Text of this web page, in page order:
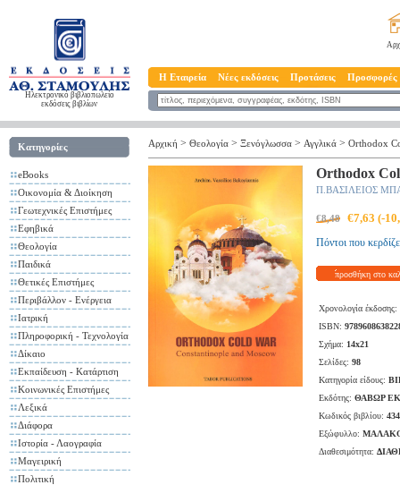
Ηλεκτρονικό βιβλιοπωλείο
εκδόσεις βιβλίων
Η Εταιρεία Νέες εκδόσεις Προτάσεις Προσφορές
Κατηγορίες
eBooks
Οικονομία & Διοίκηση
Γεωτεχνικές Επιστήμες
Εφηβικά
Θεολογία
Παιδικά
Θετικές Επιστήμες
Περιβάλλον - Ενέργεια
Ιατρική
Πληροφορική - Τεχνολογία
Δίκαιο
Εκπαίδευση - Κατάρτιση
Κοινωνικές Επιστήμες
Λεξικά
Διάφορα
Ιστορία - Λαογραφία
Μαγειρική
Πολιτική
Αρχική > Θεολογία > Ξενόγλωσσα > Αγγλικά > Orthodox
Orthodox
Π.ΒΑΣΙΛΕΙΟΣ
€8,48 €7,63 (-
Πόντοι που
προσθήκη στο
Χρονολογία έκδοσης:
ISBN:
Σχήμα: 14x21
Σελίδες: 98
Κατηγορία είδους:
Εκδότης: ΘΑΒΩΡ
Κωδικός βιβλίου:
Εξώφυλλο:
Διαθεσιμότητα: